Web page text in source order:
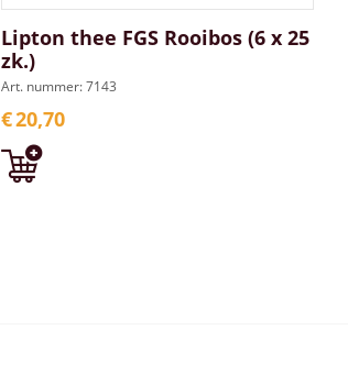
Lipton thee FGS Rooibos (6 x 25
zk.)
Art. nummer: 7143
€20,70